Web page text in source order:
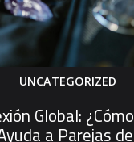
UNCATEGORIZED
Global:
a Parejas